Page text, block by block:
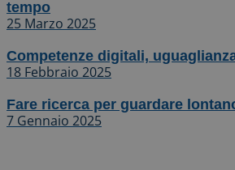
tempo
25 Marzo 2025
Competenze digitali,
18 Febbraio 2025
Fare ricerca per guardare
7 Gennaio 2025